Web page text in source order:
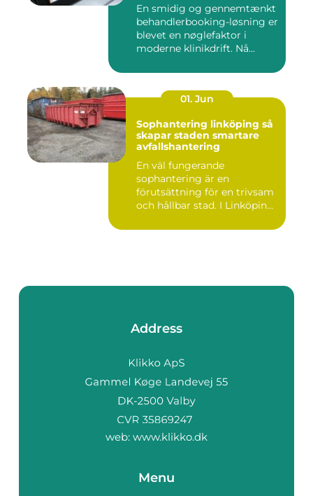
En smidig og gennemtænkt
behandlerbooking-løsning er
blevet en nøglefaktor i
moderne klinikdrift. Nå...
01. Jun
Sophantering linköping så
skapar staden smartare
avfallshantering
En väl fungerande
sophantering är en
förutsättning för en trivsam
och hållbar stad. I Linköping
Address
web: www.klikko.dk
Menu